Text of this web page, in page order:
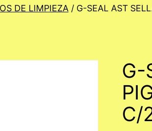
DE LIMPIEZA/ G-SEAL AST
G-
C/